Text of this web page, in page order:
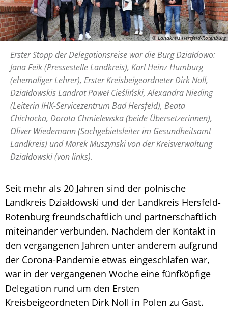
© Landkreis Hersfeld-Rotenburg
Erster Stopp der Delegationsreise war die Burg Działdowo:
Jana Feik (Pressestelle Landkreis), Karl Heinz Humburg
(ehemaliger Lehrer), Erster Kreisbeigeordneter Dirk Noll,
Działdowskis Landrat Paweł Cieśliński, Alexandra Nieding
(Leiterin IHK-Servicezentrum Bad Hersfeld), Beata
Chichocka, Dorota Chmielewska (beide Übersetzerinnen),
Oliver Wiedemann (Sachgebietsleiter im Gesundheitsamt
Landkreis) und Marek Muszynski von der Kreisverwaltung
Działdowski (von links).
Seit mehr als 20 Jahren sind der polnische
Landkreis Działdowski und der Landkreis Hersfeld-
Rotenburg freundschaftlich und partnerschaftlich
miteinander verbunden. Nachdem der Kontakt in
den vergangenen Jahren unter anderem aufgrund
der Corona-Pandemie etwas eingeschlafen war,
war in der vergangenen Woche eine fünfköpfige
Delegation rund um den Ersten
Kreisbeigeordneten Dirk Noll in Polen zu Gast.